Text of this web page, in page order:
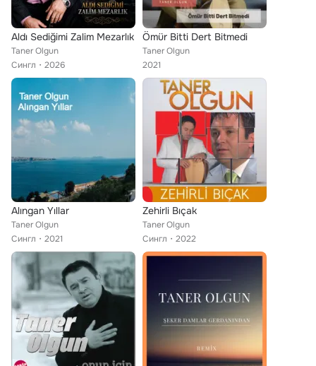
Aldı Sediğimi Zalim Mezarlık
Taner Olgun
Сингл
2026
Ömür Bitti Dert Bitmedi
Taner Olgun
2021
Alıngan Yıllar
Taner Olgun
Сингл
2021
Zehirli Bıçak
Taner Olgun
Сингл
2022